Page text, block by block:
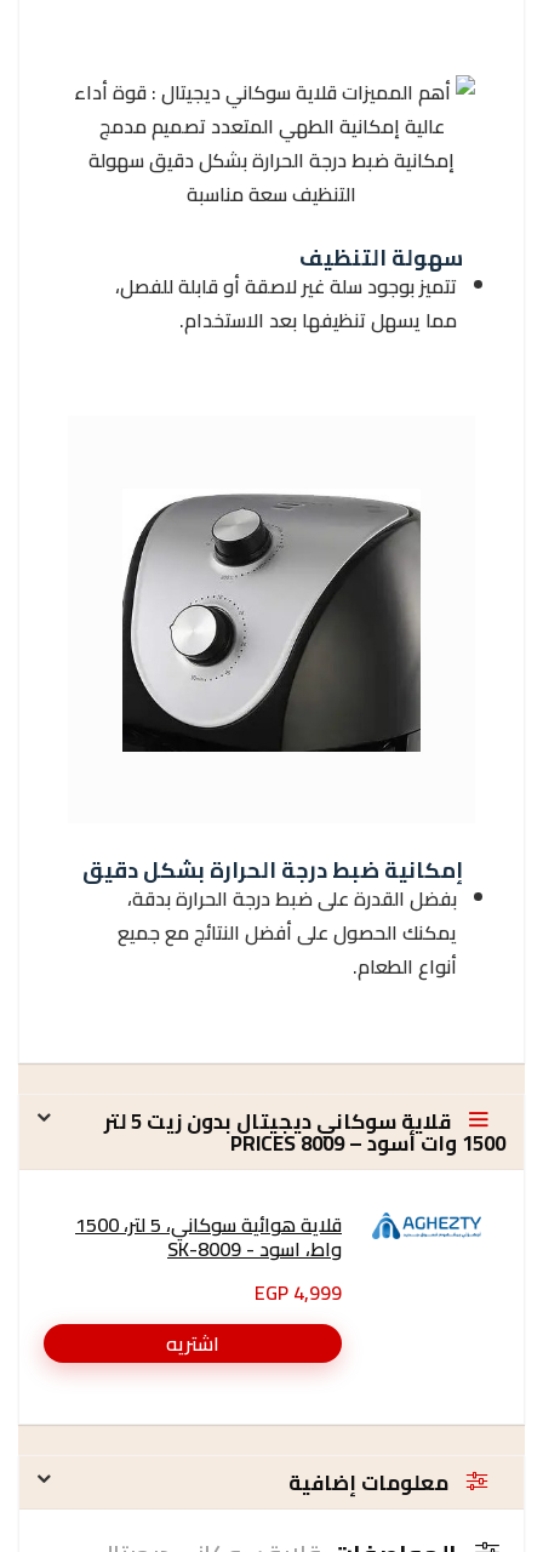
سهولة التنظيف
تتميز بوجود سلة غير لاصقة أو قابلة للفصل،
مما يسهل تنظيفها بعد الاستخدام.
إمكانية ضبط درجة الحرارة بشكل دقيق
بفضل القدرة على ضبط درجة الحرارة بدقة،
يمكنك الحصول على أفضل النتائج مع جميع
أنواع الطعام.
قلاية سوكاني ديجيتال بدون زيت 5 لتر
1500 وات أسود – 8009 PRICES
قلاية هوائية سوكاني، 5 لتر، 1500
واط، اسود - SK-8009
4,999 EGP
اشتريه
معلومات إضافية